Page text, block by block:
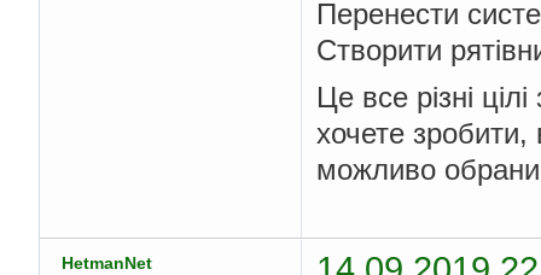
Перенести
Створити
Це все різні
хочете
можливо
HetmanNet